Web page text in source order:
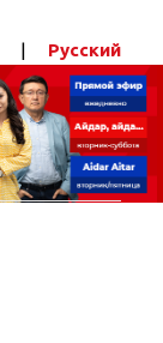
| Русский